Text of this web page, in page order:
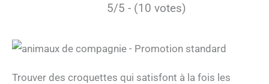
5/5 - (10 votes)
Trouver des croquettes qui satisfont à la fois les